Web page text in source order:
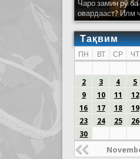
Чаро замин рӯ
овардааст? Илм
Тақвим
ПН ВТ СР ЧТ
2
3 4 5
9
10 11 12
16
17 18 19
23
24 25 26
30